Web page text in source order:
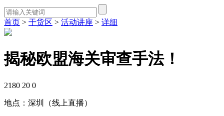
首页 > 干货区 > 活动讲座 > 详细
揭秘欧盟海关审查手法！
2180 20 0
地点： 深圳（线上直播）